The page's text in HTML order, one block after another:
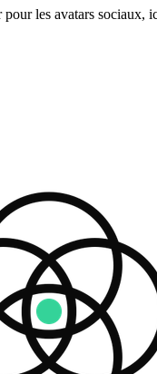
les avatars sociaux,